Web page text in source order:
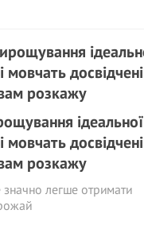
ідеальної
мовчать досвідчені
розкажу
легше отримати